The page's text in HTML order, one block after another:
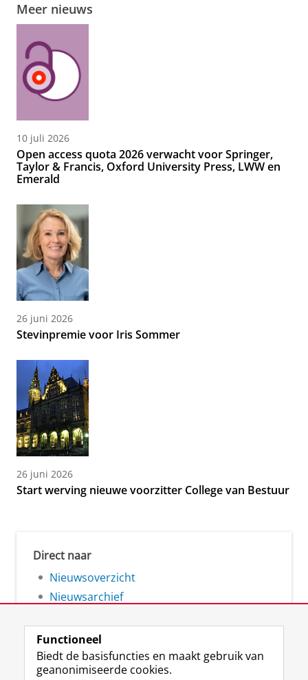
Meer nieuws
10 juli 2026
Open access quota 2026 verwacht voor Springer,
Taylor & Francis, Oxford University Press, LWW en
Emerald
26 juni 2026
Stevinpremie voor Iris Sommer
26 juni 2026
Start werving nieuwe voorzitter College van Bestuur
Direct naar
Nieuwsoverzicht
Nieuwsarchief
Functioneel
Biedt de basisfuncties en maakt gebruik van
geanonimiseerde cookies.